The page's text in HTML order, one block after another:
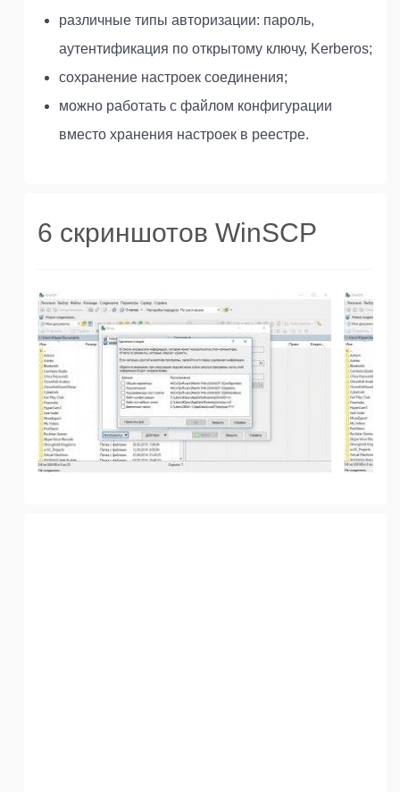
различные типы авторизации: пароль,
аутентификация по открытому ключу, Kerberos;
сохранение настроек соединения;
можно работать с файлом конфигурации
вместо хранения настроек в реестре.
6 скриншотов WinSCP